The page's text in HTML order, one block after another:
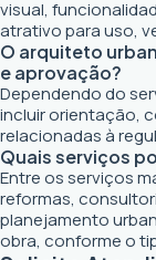
visual,
atrativo para uso,
O arquiteto
e aprovação?
Dependendo do
incluir orientação,
relacionadas à
Quais serviços
Entre os serviços
reformas,
planejamento
obra, conforme o